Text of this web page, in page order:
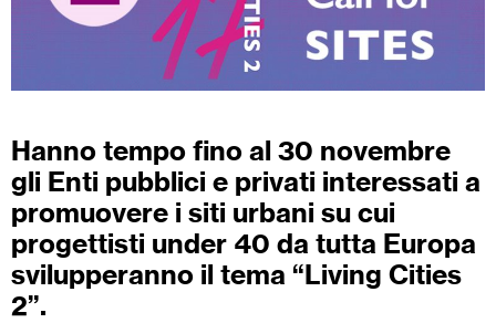
Hanno tempo fino al 30 novembre
gli Enti pubblici e privati interessati a
promuovere i siti urbani su cui
progettisti under 40 da tutta Europa
svilupperanno il tema “Living Cities
2”.